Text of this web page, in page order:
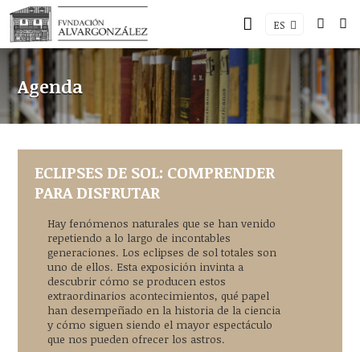
ES
Agenda
ECLIPSES DE SOL: COMPRENDER
PARA DISFRUTAR
Hay fenómenos naturales que se han venido
repetiendo a lo largo de incontables
generaciones. Los eclipses de sol totales son
uno de ellos. Esta exposición invinta a
descubrir cómo se producen estos
extraordinarios acontecimientos, qué papel
han desempeñado en la historia de la ciencia
y cómo siguen siendo el mayor espectáculo
que nos pueden ofrecer los astros.